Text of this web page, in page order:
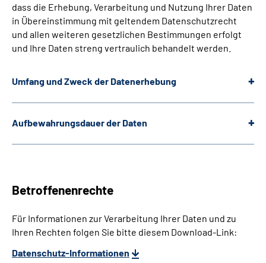
dass die Erhebung, Verarbeitung und Nutzung Ihrer Daten
in Übereinstimmung mit geltendem Datenschutzrecht
und allen weiteren gesetzlichen Bestimmungen erfolgt
und Ihre Daten streng vertraulich behandelt werden.
Umfang und Zweck der Datenerhebung
Aufbewahrungsdauer der Daten
Betroffenenrechte
Für Informationen zur Verarbeitung Ihrer Daten und zu
Ihren Rechten folgen Sie bitte diesem Download-Link:
Datenschutz-Informationen